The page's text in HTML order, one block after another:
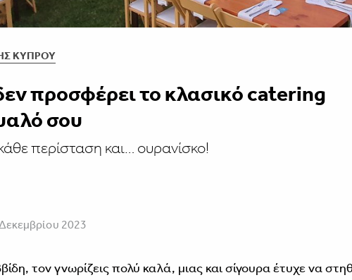
ΚΎΠΡΟΥ
προσφέρει το κλασικό catering
σου
περίσταση και… ουρανίσκο!
2023
τον γνωρίζεις πολύ καλά, μιας και σίγουρα έτυχε να